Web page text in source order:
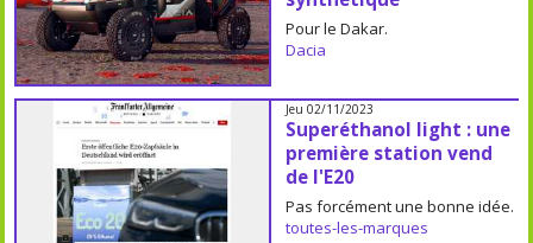
Pour le Dakar.
Dacia
Jeu 02/11/2023
Superéthanol light : une
première station vend
de l'E20
Pas forcément une bonne idée.
toutes-les-marques